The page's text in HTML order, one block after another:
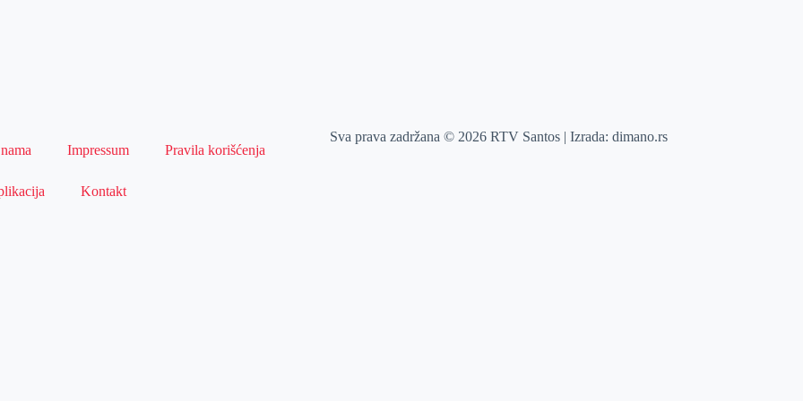
Impressum Pravila korišćenja
Kontakt
Sva prava zadržana © 2026 RTV Santos | Izrada:dimano.rs